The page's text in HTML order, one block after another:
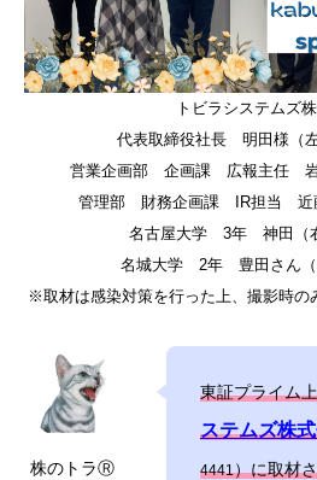
トビラシステムズ
代表取締役社長 明田様（左
営業企画部 企画課 広報主任 岩
管理部 財務企画課 IR担当 近藤
名古屋大学 3年 神田（右
名城大学 2年 豊田さん（
※取材は感染対策を行った上、撮影時の
株のトラⓇ
東証プライム
ステムズ株
4441）に取材